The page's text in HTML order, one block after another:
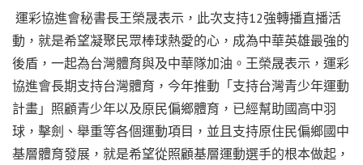
運彩協進會秘書長王榮晟表示，此次支持12強轉播直播活
動，就是希望凝聚民眾棒球熱愛的心，成為中華英雄最強的
後盾，一起為台灣體育與及中華隊加油。王榮晟表示，運彩
協進會長期支持台灣體育，今年推動「支持台灣青少年運動
計畫」照顧青少年以及原民偏鄉體育，已經幫助國高中羽
球，擊劍、舉重等各個運動項目，並且支持原住民偏鄉國中
基層體育發展，就是希望從照顧基層運動選手的根本做起，